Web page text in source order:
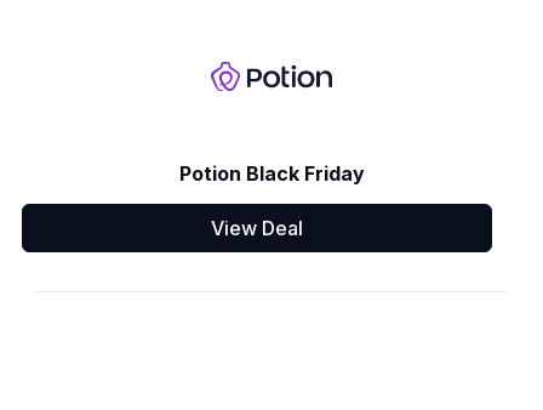
Potion Black Friday
View Deal